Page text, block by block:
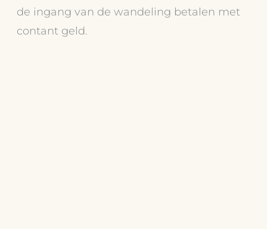
de ingang van de wandeling betalen met
contant geld.